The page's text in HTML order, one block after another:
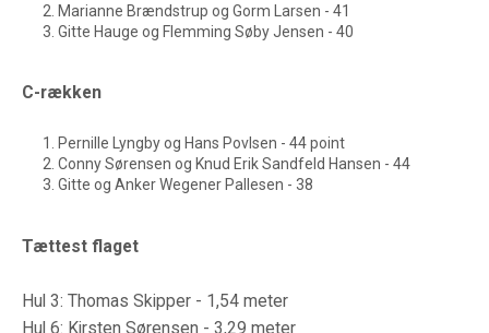
Marianne Brændstrup og Gorm Larsen - 41
Gitte Hauge og Flemming Søby Jensen - 40
C-rækken
Pernille Lyngby og Hans Povlsen - 44 point
Conny Sørensen og Knud Erik Sandfeld Hansen - 44
Gitte og Anker Wegener Pallesen - 38
Tættest flaget
Hul 3: Thomas Skipper - 1,54 meter
Hul 6: Kirsten Sørensen - 3,29 meter